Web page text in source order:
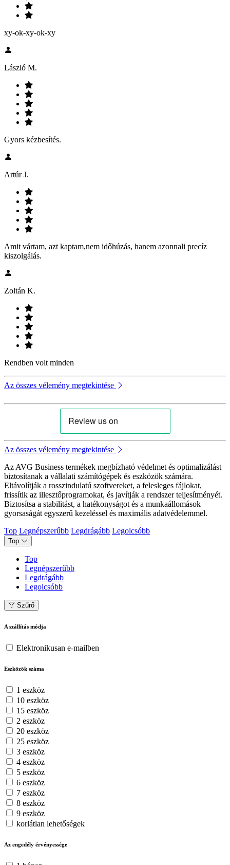
xy-ok-xy-ok-xy
László M.
Gyors kézbesítés.
Artúr J.
Amit vártam, azt kaptam,nem időhúzás, hanem azonnali precíz
kiszolgálás.
Zoltán K.
Rendben volt minden
Az összes vélemény megtekintése
Az összes vélemény megtekintése
Az AVG Business termékek megbízható védelmet és optimalizálást
biztosítanak a vállalati számítógépek és eszközök számára.
Eltávolítják a rosszindulatú szoftvereket, a felesleges fájlokat,
frissítik az illesztőprogramokat, és javítják a rendszer teljesítményét.
Biztosítsa a stabilitást, a hatékonyságot és a munkaállomások
gyorsaságát egyszerű kezeléssel és maximális adatvédelemmel.
Top Legnépszerűbb Legdrágább Legolcsóbb
Top
Top
Legnépszerűbb
Legdrágább
Legolcsóbb
Szűrő
A szállítás módja
Elektronikusan e-mailben
Eszközök száma
1 eszköz
10 eszköz
15 eszköz
2 eszköz
20 eszköz
25 eszköz
3 eszköz
4 eszköz
5 eszköz
6 eszköz
7 eszköz
8 eszköz
9 eszköz
korlátlan lehetőségek
Az engedély érvényessége